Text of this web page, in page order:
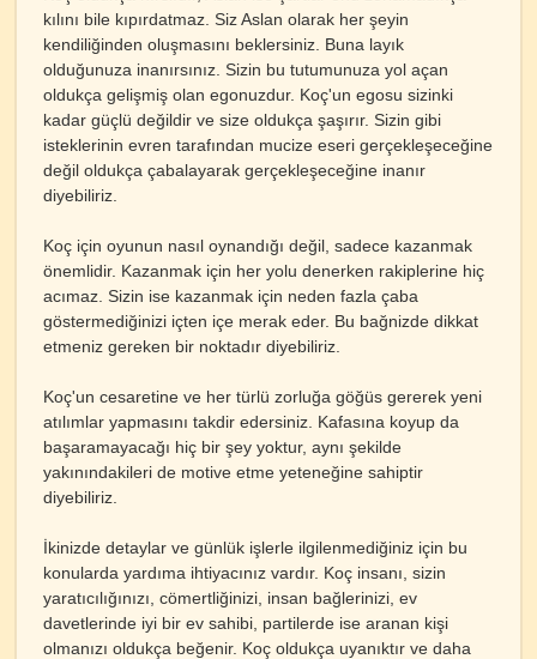
kılını bile kıpırdatmaz. Siz Aslan olarak her şeyin
kendiliğinden oluşmasını beklersiniz. Buna layık
olduğunuza inanırsınız. Sizin bu tutumunuza yol açan
oldukça gelişmiş olan egonuzdur. Koç'un egosu sizinki
kadar güçlü değildir ve size oldukça şaşırır. Sizin gibi
isteklerinin evren tarafından mucize eseri gerçekleşeceğine
değil oldukça çabalayarak gerçekleşeceğine inanır
diyebiliriz.
Koç için oyunun nasıl oynandığı değil, sadece kazanmak
önemlidir. Kazanmak için her yolu denerken rakiplerine hiç
acımaz. Sizin ise kazanmak için neden fazla çaba
göstermediğinizi içten içe merak eder. Bu bağnizde dikkat
etmeniz gereken bir noktadır diyebiliriz.
Koç'un cesaretine ve her türlü zorluğa göğüs gererek yeni
atılımlar yapmasını takdir edersiniz. Kafasına koyup da
başaramayacağı hiç bir şey yoktur, aynı şekilde
yakınındakileri de motive etme yeteneğine sahiptir
diyebiliriz.
İkinizde detaylar ve günlük işlerle ilgilenmediğiniz için bu
konularda yardıma ihtiyacınız vardır. Koç insanı, sizin
yaratıcılığınızı, cömertliğinizi, insan bağlerinizi, ev
davetlerinde iyi bir ev sahibi, partilerde ise aranan kişi
olmanızı oldukça beğenir. Koç oldukça uyanıktır ve daha